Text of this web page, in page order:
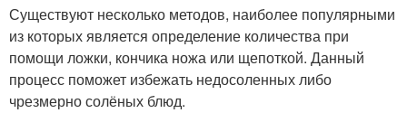
Существуют несколько методов, наиболее популярными
из которых является определение количества при
помощи ложки, кончика ножа или щепоткой. Данный
процесс поможет избежать недосоленных либо
чрезмерно солёных блюд.